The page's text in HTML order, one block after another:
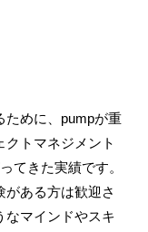
ために、pumpが重
トマネジメント
てきた実績です。
ある方は歓迎さ
なマインドやスキ